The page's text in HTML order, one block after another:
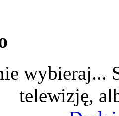
wybieraj...
telewizję,